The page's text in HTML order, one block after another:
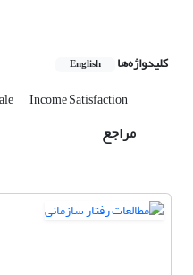
کلیدواژه‌ها English
Income Satisfaction
مراجع